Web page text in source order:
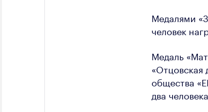
Медалями
человек
Медаль
общества
два